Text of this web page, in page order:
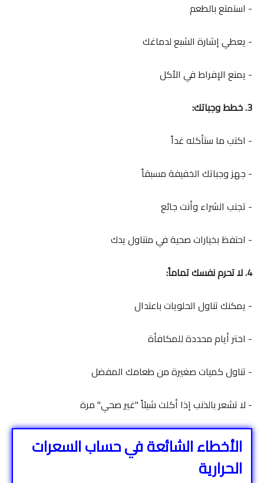
- استمتع بالطعم
- يعطي إشارة الشبع لدماغك
- يمنع الإفراط في الأكل
3. خطط وجباتك:
- اكتب ما ستأكله غداً
- جهز وجباتك الخفيفة مسبقاً
- تجنب الشراء وأنت جائع
- احتفظ بخيارات صحية في متناول يدك
4. لا تحرم نفسك تماماً:
- يمكنك تناول الحلويات باعتدال
- اختر أيام محددة للمكافأة
- تناول كميات صغيرة من طعامك المفضل
- لا تشعر بالذنب إذا أكلت شيئاً "غير صحي" مرة
الأخطاء الشائعة في حساب السعرات
الحرارية